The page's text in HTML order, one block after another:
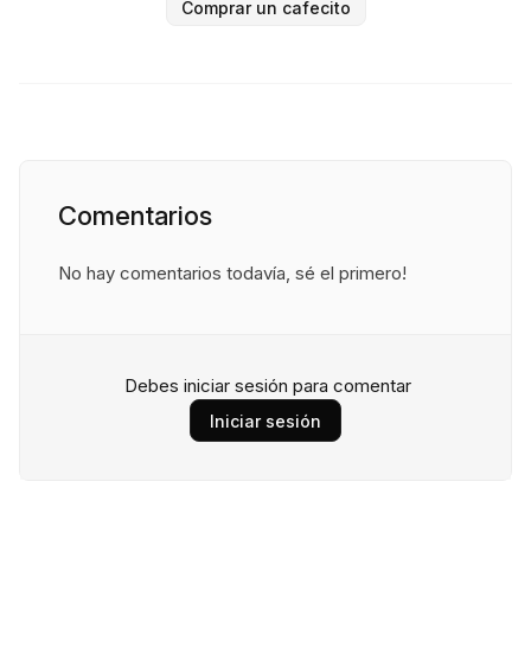
Comprar un cafecito
Comentarios
No hay comentarios todavía, sé el primero!
Debes iniciar sesión para comentar
Iniciar sesión